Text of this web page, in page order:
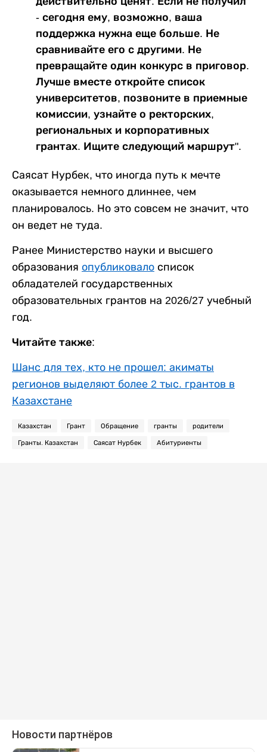
- сегодня ему, возможно, ваша
поддержка нужна еще больше. Не
сравнивайте его с другими. Не
превращайте один конкурс в приговор.
Лучше вместе откройте список
университетов, позвоните в приемные
комиссии, узнайте о ректорских,
региональных и корпоративных
грантах. Ищите следующий маршрут".
Саясат Нурбек, что иногда путь к мечте
оказывается немного длиннее, чем
планировалось. Но это совсем не значит, что
он ведет не туда.
Ранее Министерство науки и высшего
образования опубликовало список
обладателей государственных
образовательных грантов на 2026/27 учебный
год.
Читайте также:
Шанс для тех, кто не прошел: акиматы
регионов выделяют более 2 тыс. грантов в
Казахстане
Казахстан Грант Обращение гранты родители
Гранты. Казахстан Саясат Нурбек Абитуриенты